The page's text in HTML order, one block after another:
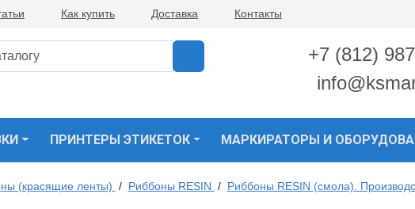
Как купить Доставка Контакты
+7 (812)
ПРИНТЕРЫ ЭТИКЕТОК МАРКИРАТОРЫ И
(красящие ленты) / Риббоны RESIN / Риббоны RESIN (смола).